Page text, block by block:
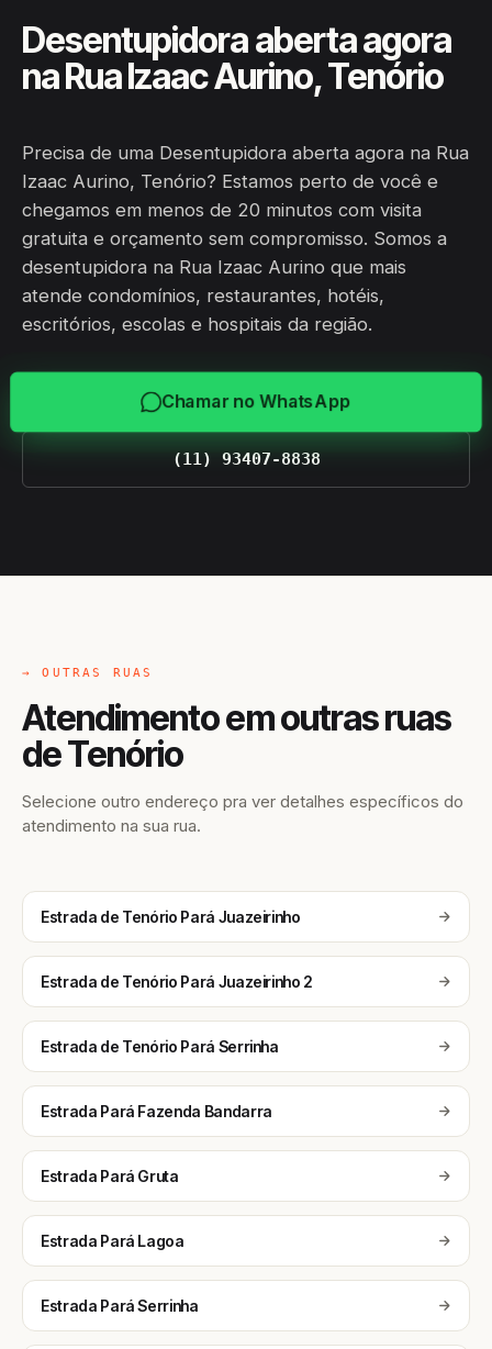
Desentupidora aberta agora
na Rua Izaac Aurino, Tenório
Precisa de uma Desentupidora aberta agora na Rua
Izaac Aurino, Tenório? Estamos perto de você e
chegamos em menos de 20 minutos com visita
gratuita e orçamento sem compromisso. Somos a
desentupidora na Rua Izaac Aurino que mais
atende condomínios, restaurantes, hotéis,
escritórios, escolas e hospitais da região.
Chamar no WhatsApp
(11) 93407-8838
→ OUTRAS RUAS
Atendimento em outras ruas
de Tenório
Selecione outro endereço pra ver detalhes específicos do
atendimento na sua rua.
Estrada de Tenório Pará Juazeirinho
Estrada de Tenório Pará Juazeirinho 2
Estrada de Tenório Pará Serrinha
Estrada Pará Fazenda Bandarra
Estrada Pará Gruta
Estrada Pará Lagoa
Estrada Pará Serrinha